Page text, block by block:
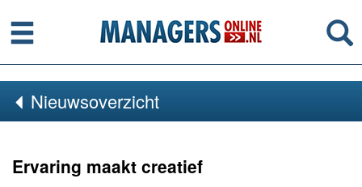
Menu
Nieuwsoverzicht
Ervaring maakt creatief